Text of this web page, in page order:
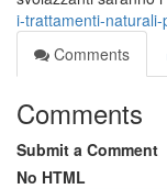
i-trattamenti-
Comments
Comments
Submit a Comment
No HTML